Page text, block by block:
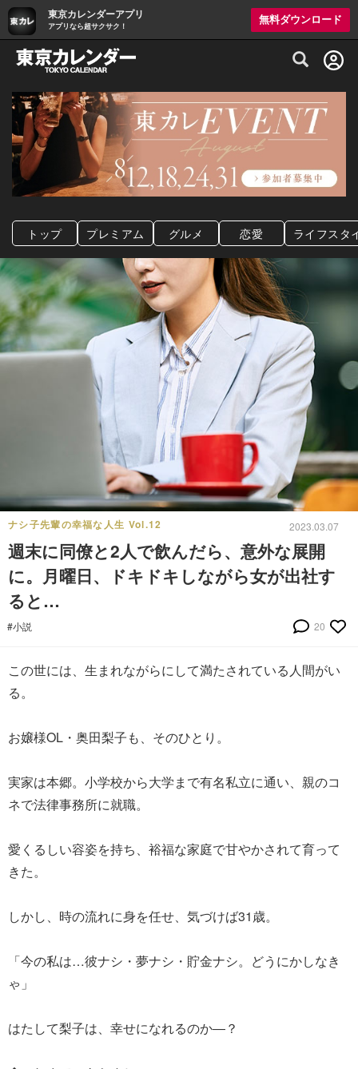
東京カレンダーアプリ
アプリなら超サクサク！
無料ダウンロード
グルメ情報・プレミアムレストラン予約
トップ プレミアム グルメ 恋愛 ライフスタ
ナシ子先輩の幸福な人生 Vol.12 2023.03.07
週末に同僚と2人で飲んだら、意外な展開
に。月曜日、ドキドキしながら女が出社す
ると…
#小説 20
この世には、生まれながらにして満たされている人間がい
る。
お嬢様OL・奥田梨子も、そのひとり。
実家は本郷。小学校から大学まで有名私立に通い、親のコ
ネで法律事務所に就職。
愛くるしい容姿を持ち、裕福な家庭で甘やかされて育って
きた。
しかし、時の流れに身を任せ、気づけば31歳。
「今の私は…彼ナシ・夢ナシ・貯金ナシ。どうにかしなき
ゃ」
はたして梨子は、幸せになれるのか―？